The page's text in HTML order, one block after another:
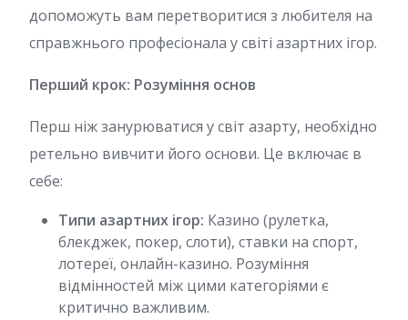
допоможуть вам перетворитися з любителя на
справжнього професіонала у світі азартних ігор.
Перший крок: Розуміння основ
Перш ніж занурюватися у світ азарту, необхідно
ретельно вивчити його основи. Це включає в
себе:
Типи азартних ігор: Казино (рулетка,
блекджек, покер, слоти), ставки на спорт,
лотереї, онлайн-казино. Розуміння
відмінностей між цими категоріями є
критично важливим.